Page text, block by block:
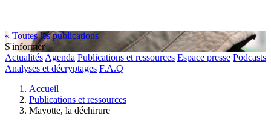
« Toutes les publications
S'informer
Actualités Agenda Publications et ressources Espace presse Podcasts
Analyses et décryptages F.A.Q
Accueil
Publications et ressources
Mayotte, la déchirure